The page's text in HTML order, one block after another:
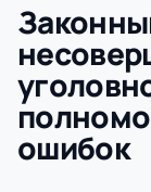
ошибок